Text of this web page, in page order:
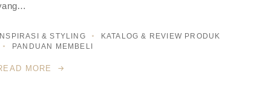
& STYLING
KATALOG & REVIEW PRODUK
PANDUAN MEMBELI
MORE